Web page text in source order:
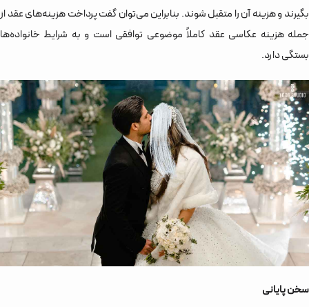
بگیرند و هزینه آن را متقبل ‌شوند. بنابراین می‌توان گفت پرداخت هزینه‌های عقد از
جمله هزینه عکاسی عقد کاملاً موضوعی توافقی است و به شرایط خانواده‌‌ها
بستگی دارد.
سخن پایانی